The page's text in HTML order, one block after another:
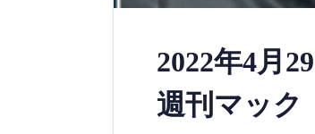
2022年4月
週刊マック